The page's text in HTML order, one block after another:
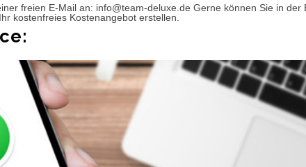
freien E-Mail an: info@team-deluxe.de Gerne können Sie in der
kostenfreies Kostenangebot erstellen.